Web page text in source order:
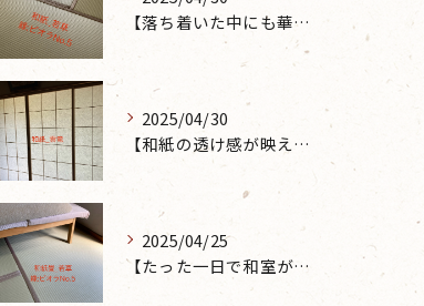
【落ち着いた中にも華やかな雰囲気を】大分市で畳の表替えなら 張替本舗 金沢屋 坂ノ市店へ
2025/04/30
【和紙の透け感が映えるとても素敵な空間に】大分市で障子の張り替えなら 張替本舗 金沢屋 坂ノ市店へ
2025/04/25
【たった一日で和室が生まれ変わった話】畳の表替えなら 張替本舗 金沢屋 坂ノ市店へ